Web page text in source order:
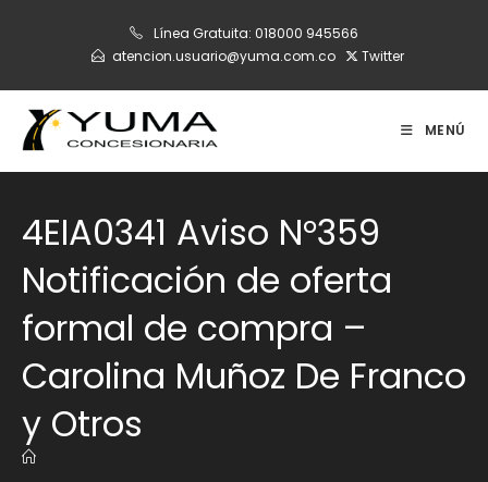
Línea Gratuita: 018000 945566
atencion.usuario@yuma.com.co
Twitter
MENÚ
4EIA0341 Aviso N°359
Notificación de oferta
formal de compra –
Carolina Muñoz De Franco
y Otros